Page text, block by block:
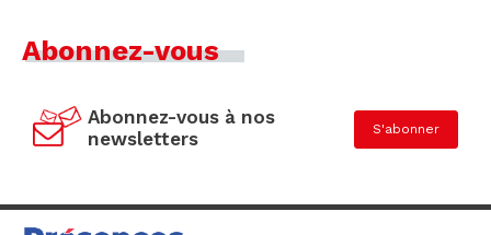
Abonnez-vous
Abonnez-vous à nos
newsletters
S'abonner